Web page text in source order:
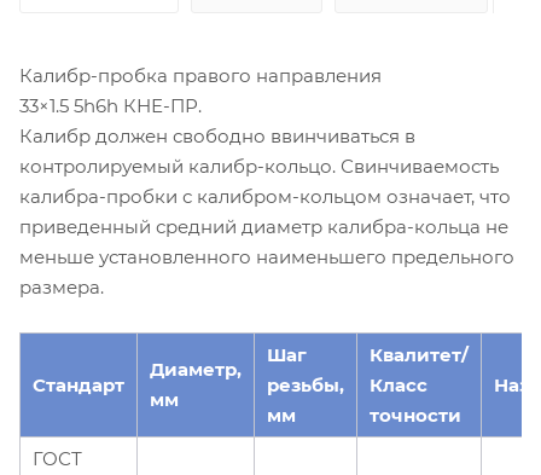
Калибр-пробка правого направления
33×1.5 5h6h КНЕ-ПР.
Калибр должен свободно ввинчиваться в
контролируемый калибр-кольцо. Свинчиваемость
калибра-пробки с калибром-кольцом означает, что
приведенный средний диаметр калибра-кольца не
меньше установленного наименьшего предельного
размера.
Стандарт
Диаметр,
мм
Шаг
резьбы,
мм
Квалитет/
Класс
точности
ГОСТ